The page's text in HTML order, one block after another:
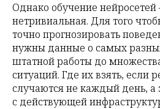
Однако обучение
нетривиальная. Для того
точно прогнозировать
нужны данные о самых
штатной работы до
ситуаций. Где их взять, если
случаются не каждый день, а
с действующей